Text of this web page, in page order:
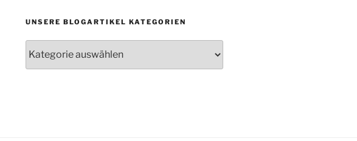
UNSERE BLOGARTIKEL KATEGORIEN
Blogartikel
Kategorien